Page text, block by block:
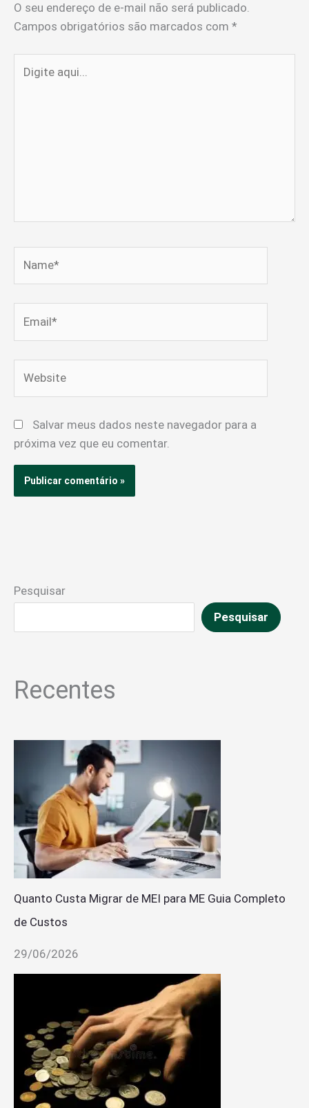
O seu endereço de e-mail não será publicado.
Campos obrigatórios são marcados com *
aqui...
Salvar meus dados neste navegador para a
próxima vez que eu comentar.
Pesquisar
Pesquisar
Recentes
Quanto Custa Migrar de MEI para ME Guia Completo
de Custos
29/06/2026